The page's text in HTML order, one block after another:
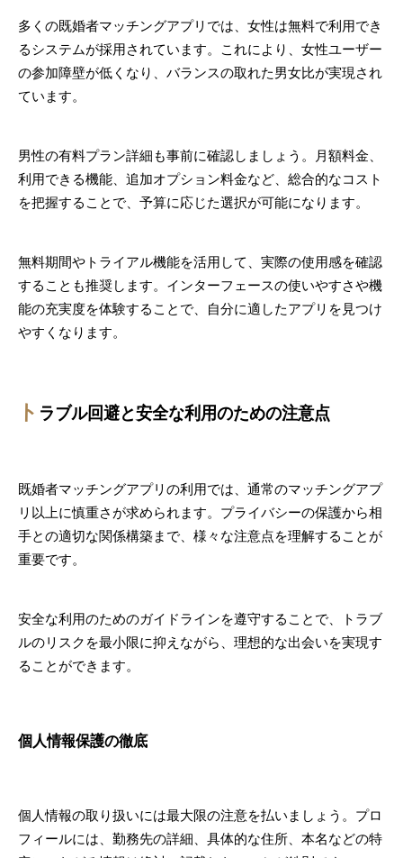
多くの既婚者マッチングアプリでは、女性は無料で利用でき
るシステムが採用されています。これにより、女性ユーザー
の参加障壁が低くなり、バランスの取れた男女比が実現され
ています。
男性の有料プラン詳細も事前に確認しましょう。月額料金、
利用できる機能、追加オプション料金など、総合的なコスト
を把握することで、予算に応じた選択が可能になります。
無料期間やトライアル機能を活用して、実際の使用感を確認
することも推奨します。インターフェースの使いやすさや機
能の充実度を体験することで、自分に適したアプリを見つけ
やすくなります。
ト ラブル回避と安全な利用のための注意点
既婚者マッチングアプリの利用では、通常のマッチングアプ
リ以上に慎重さが求められます。プライバシーの保護から相
手との適切な関係構築まで、様々な注意点を理解することが
重要です。
安全な利用のためのガイドラインを遵守することで、トラブ
ルのリスクを最小限に抑えながら、理想的な出会いを実現す
ることができます。
個人情報保護の徹底
個人情報の取り扱いには最大限の注意を払いましょう。プロ
フィールには、勤務先の詳細、具体的な住所、本名などの特